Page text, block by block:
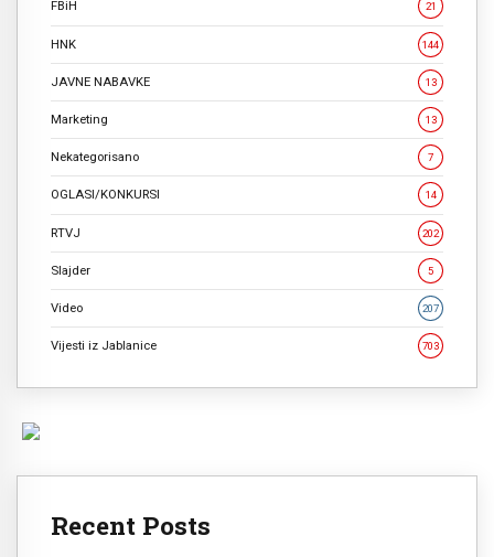
FBiH 21
HNK 144
JAVNE NABAVKE 13
Marketing 13
Nekategorisano 7
OGLASI/KONKURSI 14
RTVJ 202
Slajder 5
Video 207
Vijesti iz Jablanice 703
Recent Posts